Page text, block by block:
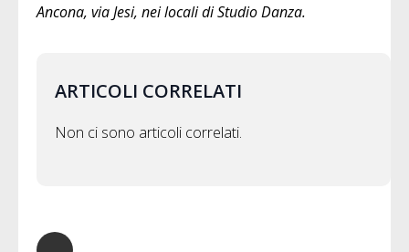
Ancona, via Jesi, nei locali di Studio Danza.
ARTICOLI CORRELATI
Non ci sono articoli correlati.